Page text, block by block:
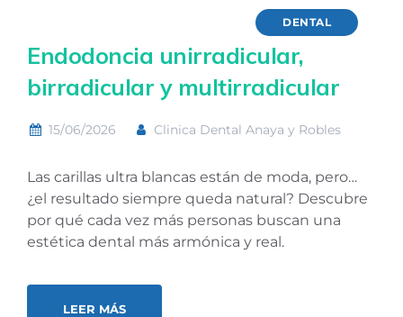
DENTAL
Endodoncia unirradicular,
birradicular y multirradicular
15/06/2026 Clinica Dental Anaya y Robles
Las carillas ultra blancas están de moda, pero…
¿el resultado siempre queda natural? Descubre
por qué cada vez más personas buscan una
estética dental más armónica y real.
LEER MÁS